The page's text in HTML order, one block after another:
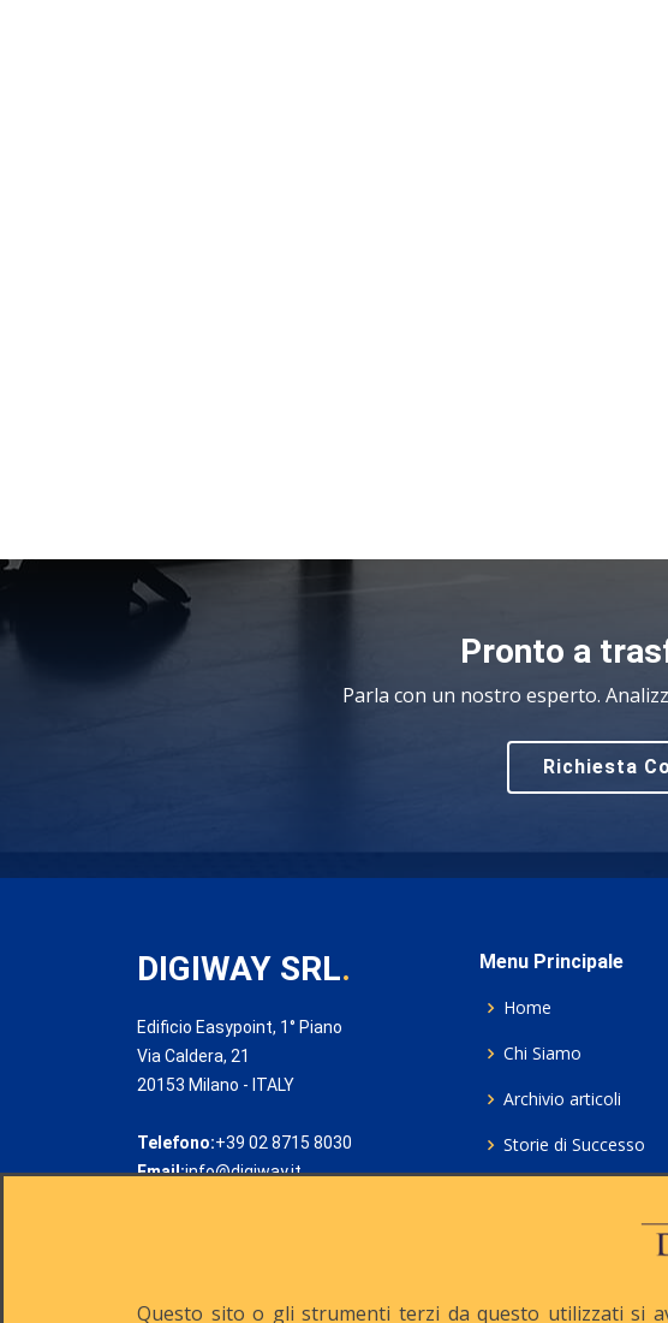
Pronto a
Parla con un nostro esperto.
Richiesta
DIGIWAY SRL.
Edificio Easypoint, 1° Piano
Via Caldera, 21
20153 Milano - ITALY
Telefono:+39 02 8715 8030
Email:info@digiway.it
Menu Principale
Home
Chi Siamo
Archivio articoli
Storie di Successo
Questo sito o gli strumenti terzi da questo utilizzati si